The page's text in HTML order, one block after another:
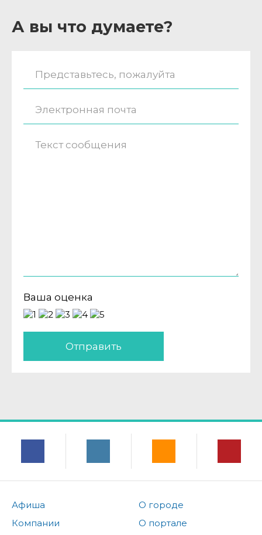
А вы что думаете?
Ваша оценка
Отправить
Афиша
Компании
О городе
О портале